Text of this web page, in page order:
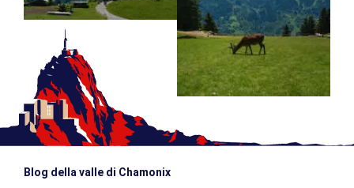
Blog della valle di Chamonix